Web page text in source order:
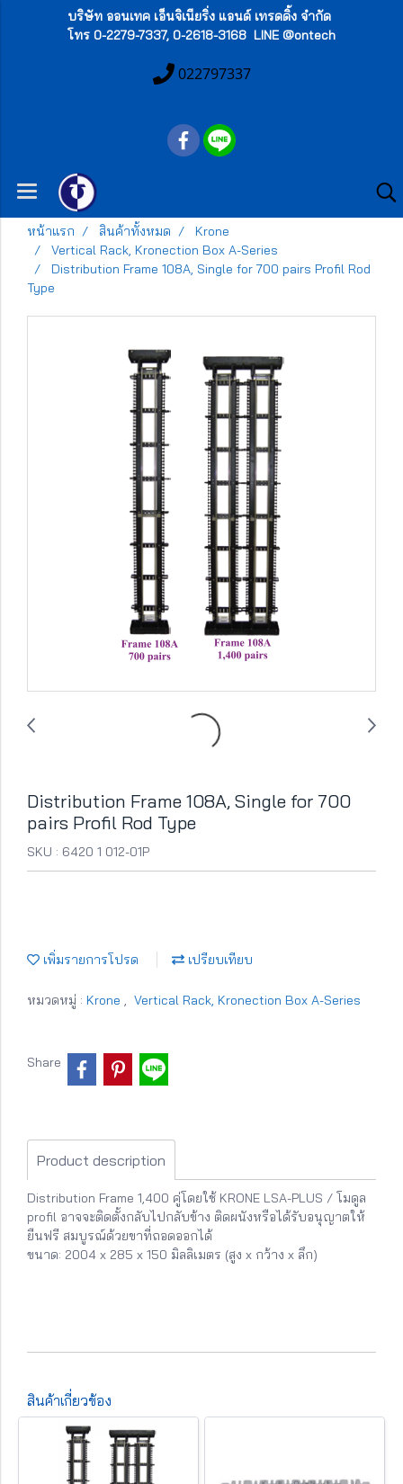
บริษัท ออนเทค เอ็นจิเนียริ่ง แอนด์ เทรดดิ้ง จำกัด
โทร 0-2279-7337, 0-2618-3168 LINE @ontech
022797337
หน้าแรก สินค้าทั้งหมด
Krone
Vertical Rack, Kronection Box A-Series
Distribution Frame 108A, Single for 700 pairs Profil Rod
Type
Distribution Frame 108A, Single for 700
pairs Profil Rod Type
SKU : 6420 1 012-01P
เพิ่มรายการโปรด เปรียบเทียบ
หมวดหมู่ : Krone , Vertical Rack, Kronection Box A-Series
Share
Product description
Distribution Frame 1,400 คู่โดยใช้ KRONE LSA-PLUS / โมดูล
profil อาจจะติดตั้งกลับไปกลับข้าง ติดผนังหรือได้รับอนุญาตให้
ยืนฟรี สมบูรณ์ด้วยขาที่ถอดออกได้
ขนาด: 2004 x 285 x 150 มิลลิเมตร (สูง x กว้าง x ลึก)
สินค้าเกี่ยวข้อง